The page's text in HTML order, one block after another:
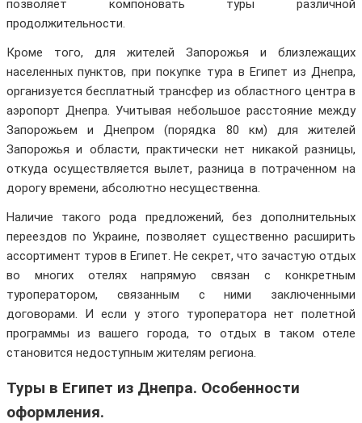
позволяет компоновать туры различной
продолжительности.
Кроме того, для жителей Запорожья и близлежащих
населенных пунктов, при покупке тура в Египет из Днепра,
организуется бесплатный трансфер из областного центра в
аэропорт Днепра. Учитывая небольшое расстояние между
Запорожьем и Днепром (порядка 80 км) для жителей
Запорожья и области, практически нет никакой разницы,
откуда осуществляется вылет, разница в потраченном на
дорогу времени, абсолютно несущественна.
Наличие такого рода предложений, без дополнительных
переездов по Украине, позволяет существенно расширить
ассортимент туров в Египет. Не секрет, что зачастую отдых
во многих отелях напрямую связан с конкретным
туроператором, связанным с ними заключенными
договорами. И если у этого туроператора нет полетной
программы из вашего города, то отдых в таком отеле
становится недоступным жителям региона.
Туры в Египет из Днепра. Особенности
оформления.